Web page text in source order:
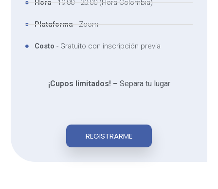
Hora- 19:00 - 20:00 (Hora Colombia)
Plataforma- Zoom
Costo - Gratuito con inscripción previa
¡Cupos limitados! – Separa tu lugar
REGISTRARME